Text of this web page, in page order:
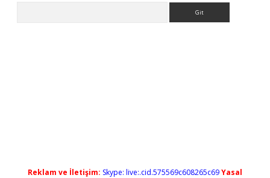
Reklam ve İletişim: Skype: live:.cid.575569c608265c69Yasal